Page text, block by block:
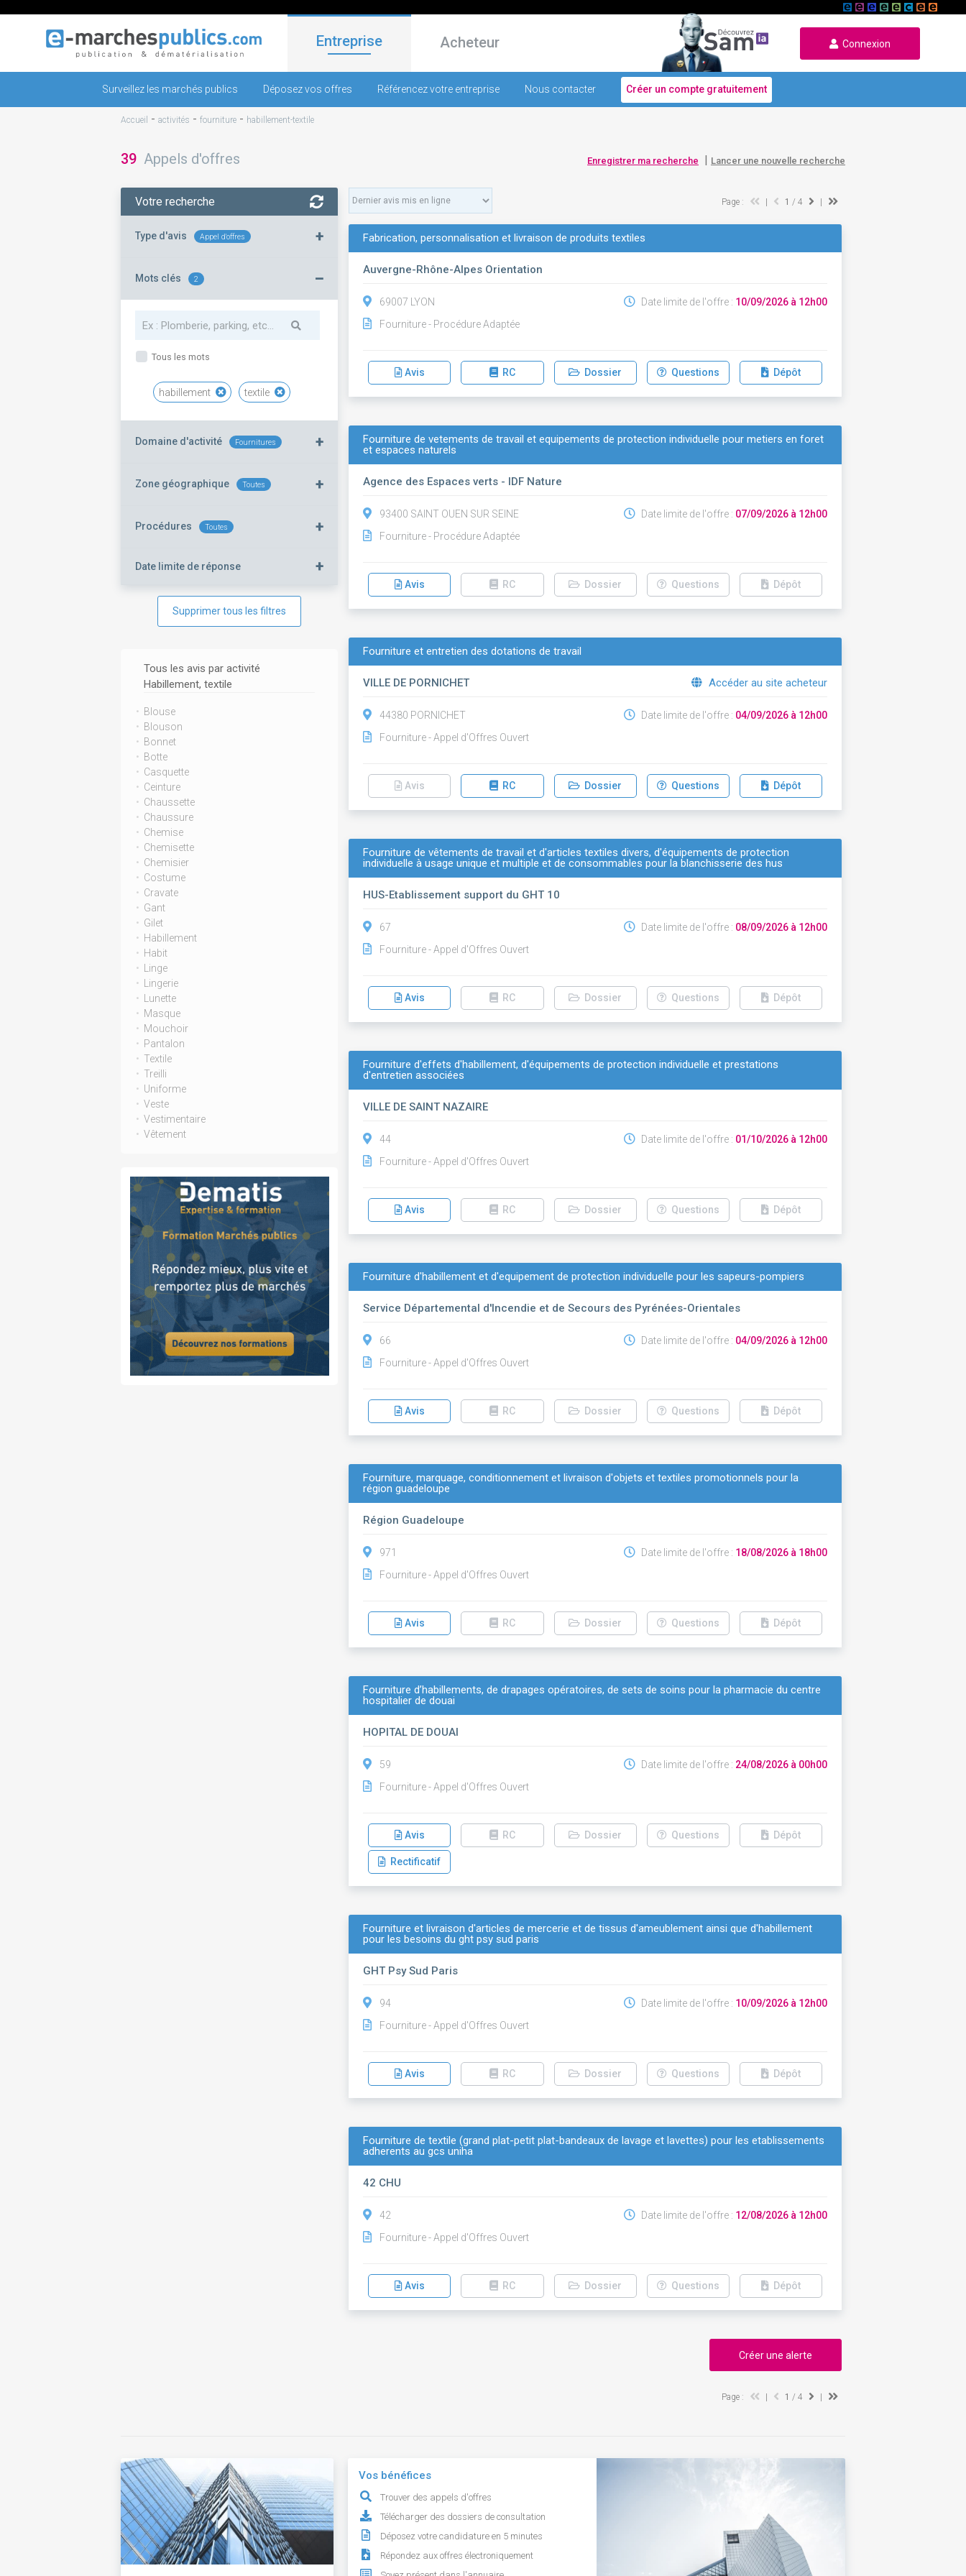
Entreprise Acheteur Connexion
Surveillez les marchés publics Déposez vos offres Référencez votre entreprise Nous contacter Créer un compte gratuitement
Accueil - activités - fourniture - habillement-textile
39 Appels d'offres Enregistrer ma recherche | Lancer une nouvelle recherche
Votre recherche
Type d'avis Appel d'offres +
Mots clés 2 –
Tous les mots
habillement textile
Domaine d'activité Fournitures +
Zone géographique Toutes +
Procédures Toutes +
Date limite de réponse +
Supprimer tous les filtres
Tous les avis par activité
Habillement, textile
Blouse
Blouson
Bonnet
Botte
Casquette
Ceinture
Chaussette
Chaussure
Chemise
Chemisette
Chemisier
Costume
Cravate
Gant
Gilet
Habillement
Habit
Linge
Lingerie
Lunette
Masque
Mouchoir
Pantalon
Textile
Treilli
Uniforme
Veste
Vestimentaire
Vêtement
Page : 1 / 4
Fabrication, personnalisation et livraison de produits textiles
Auvergne-Rhône-Alpes Orientation
69007 LYON
Fourniture - Procédure Adaptée
Date limite de l'offre : 10/09/2026 à 12h00
Avis RC Dossier Questions Dépôt
Fourniture de vetements de travail et equipements de protection individuelle pour metiers en foret
et espaces naturels
Agence des Espaces verts - IDF Nature
93400 SAINT OUEN SUR SEINE
Fourniture - Procédure Adaptée
Date limite de l'offre : 07/09/2026 à 12h00
Avis RC Dossier Questions Dépôt
Fourniture et entretien des dotations de travail
VILLE DE PORNICHET Accéder au site acheteur
44380 PORNICHET
Fourniture - Appel d'Offres Ouvert
Date limite de l'offre : 04/09/2026 à 12h00
Avis RC Dossier Questions Dépôt
Fourniture de vêtements de travail et d'articles textiles divers, d'équipements de protection
individuelle à usage unique et multiple et de consommables pour la blanchisserie des hus
HUS-Etablissement support du GHT 10
67
Fourniture - Appel d'Offres Ouvert
Date limite de l'offre : 08/09/2026 à 12h00
Avis RC Dossier Questions Dépôt
Fourniture d'effets d'habillement, d'équipements de protection individuelle et prestations
d'entretien associées
VILLE DE SAINT NAZAIRE
44
Fourniture - Appel d'Offres Ouvert
Date limite de l'offre : 01/10/2026 à 12h00
Avis RC Dossier Questions Dépôt
Fourniture d'habillement et d'equipement de protection individuelle pour les sapeurs-pompiers
Service Départemental d'Incendie et de Secours des Pyrénées-Orientales
66
Fourniture - Appel d'Offres Ouvert
Date limite de l'offre : 04/09/2026 à 12h00
Avis RC Dossier Questions Dépôt
Fourniture, marquage, conditionnement et livraison d'objets et textiles promotionnels pour la
région guadeloupe
Région Guadeloupe
971
Fourniture - Appel d'Offres Ouvert
Date limite de l'offre : 18/08/2026 à 18h00
Avis RC Dossier Questions Dépôt
Fourniture d’habillements, de drapages opératoires, de sets de soins pour la pharmacie du centre
hospitalier de douai
HOPITAL DE DOUAI
59
Fourniture - Appel d'Offres Ouvert
Date limite de l'offre : 24/08/2026 à 00h00
Avis RC Dossier Questions Dépôt
Rectificatif
Fourniture et livraison d'articles de mercerie et de tissus d'ameublement ainsi que d'habillement
pour les besoins du ght psy sud paris
GHT Psy Sud Paris
94
Fourniture - Appel d'Offres Ouvert
Date limite de l'offre : 10/09/2026 à 12h00
Avis RC Dossier Questions Dépôt
Fourniture de textile (grand plat-petit plat-bandeaux de lavage et lavettes) pour les etablissements
adherents au gcs uniha
42 CHU
42
Fourniture - Appel d'Offres Ouvert
Date limite de l'offre : 12/08/2026 à 12h00
Avis RC Dossier Questions Dépôt
Créer une alerte
Page : 1 / 4
Vos bénéfices
Trouver des appels d'offres
Télécharger des dossiers de consultation
Déposez votre candidature en 5 minutes
Répondez aux offres électroniquement